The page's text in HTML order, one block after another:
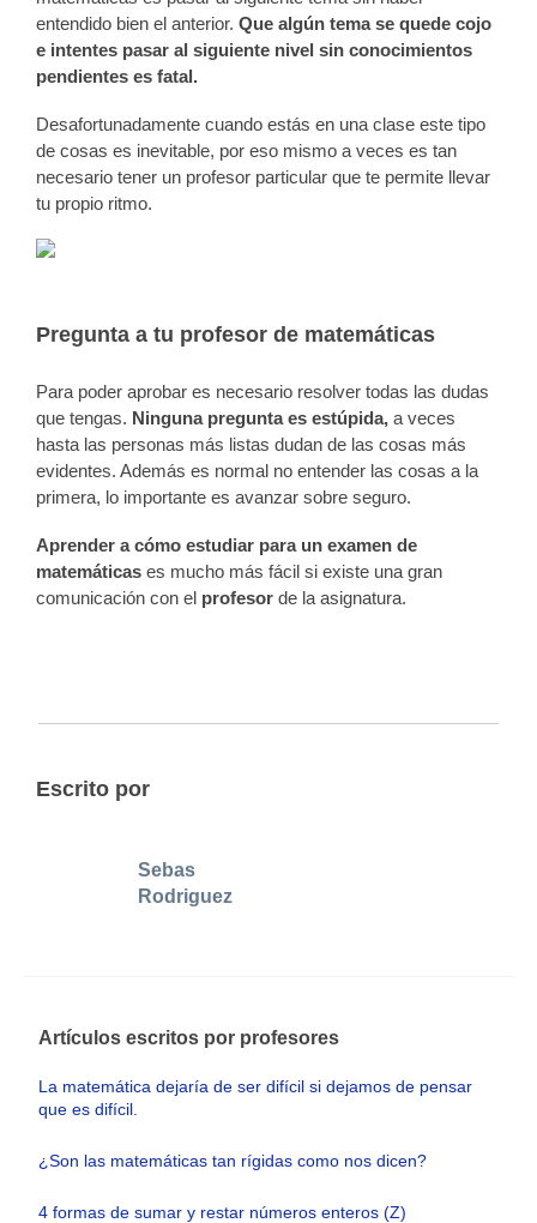
entendido bien el anterior. Que algún tema se quede cojo
e intentes pasar al siguiente nivel sin conocimientos
pendientes es fatal.
Desafortunadamente cuando estás en una clase este tipo
de cosas es inevitable, por eso mismo a veces es tan
necesario tener un profesor particular que te permite llevar
tu propio ritmo.
Pregunta a tu profesor de matemáticas
Para poder aprobar es necesario resolver todas las dudas
que tengas. Ninguna pregunta es estúpida, a veces
hasta las personas más listas dudan de las cosas más
evidentes. Además es normal no entender las cosas a la
primera, lo importante es avanzar sobre seguro.
Aprender a cómo estudiar para un examen de
matemáticas es mucho más fácil si existe una gran
comunicación con el profesor de la asignatura.
Escrito por
Sebas
Rodriguez
Artículos escritos por profesores
La matemática dejaría de ser difícil si dejamos de pensar
que es difícil.
¿Son las matemáticas tan rígidas como nos dicen?
4 formas de sumar y restar números enteros (Z)